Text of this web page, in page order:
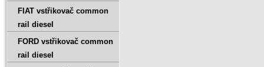
FIAT vstřikovač common
rail diesel
FORD vstřikovač common
rail diesel